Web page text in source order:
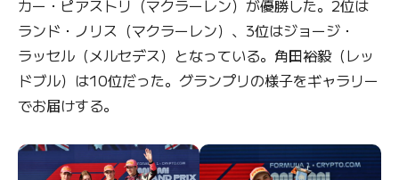
カー・ピアストリ（マクラーレン）が優勝した。2位は
ランド・ノリス（マクラーレン）、3位はジョージ・
ラッセル（メルセデス）となっている。角田裕毅（レッ
ドブル）は10位だった。グランプリの様子をギャラリー
でお届けする。